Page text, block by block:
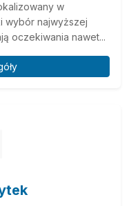
w
wybór najwyższej
oczekiwania nawet...